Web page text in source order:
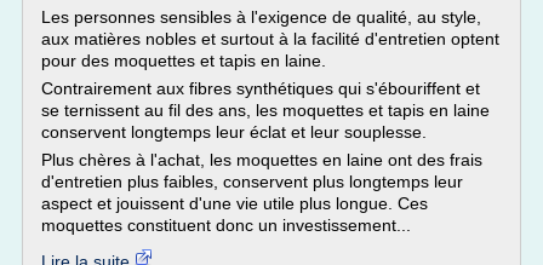
Les personnes sensibles à l'exigence de qualité, au style,
aux matières nobles et surtout à la facilité d'entretien optent
pour des moquettes et tapis en laine.
Contrairement aux fibres synthétiques qui s'ébouriffent et
se ternissent au fil des ans, les moquettes et tapis en laine
conservent longtemps leur éclat et leur souplesse.
Plus chères à l'achat, les moquettes en laine ont des frais
d'entretien plus faibles, conservent plus longtemps leur
aspect et jouissent d'une vie utile plus longue. Ces
moquettes constituent donc un investissement...